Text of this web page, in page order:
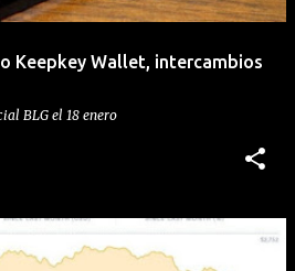
Keepkey Wallet, intercambios
BLG el 18 enero